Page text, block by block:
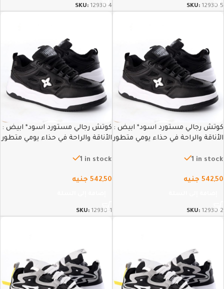
SKU: 12930-5
SKU: 12930-4
كوتش رجالي مستورد اسود* ابيض :
الأناقة والراحة في حذاء يومي متطور
1 in stock
542,50 جنيه
SKU: 12930-2
كوتش رجالي مستورد اسود* ابيض :
الأناقة والراحة في حذاء يومي متطور
1 in stock
542,50 جنيه
SKU: 12930-1